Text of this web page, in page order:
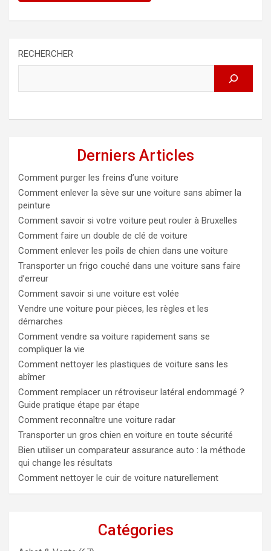
RECHERCHER
Derniers Articles
Comment purger les freins d’une voiture
Comment enlever la sève sur une voiture sans abîmer la
peinture
Comment savoir si votre voiture peut rouler à Bruxelles
Comment faire un double de clé de voiture
Comment enlever les poils de chien dans une voiture
Transporter un frigo couché dans une voiture sans faire
d’erreur
Comment savoir si une voiture est volée
Vendre une voiture pour pièces, les règles et les
démarches
Comment vendre sa voiture rapidement sans se
compliquer la vie
Comment nettoyer les plastiques de voiture sans les
abîmer
Comment remplacer un rétroviseur latéral endommagé ?
Guide pratique étape par étape
Comment reconnaître une voiture radar
Transporter un gros chien en voiture en toute sécurité
Bien utiliser un comparateur assurance auto : la méthode
qui change les résultats
Comment nettoyer le cuir de voiture naturellement
Catégories